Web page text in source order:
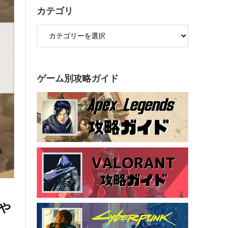
カテゴリ
ゲーム別攻略ガイド